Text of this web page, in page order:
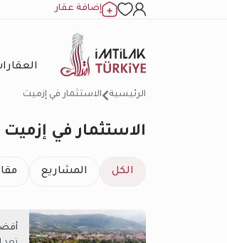
إضافة عقار
الرئيسية الاستثمار في إزميت
الاستثمار في إزميت
الكل المشاريع